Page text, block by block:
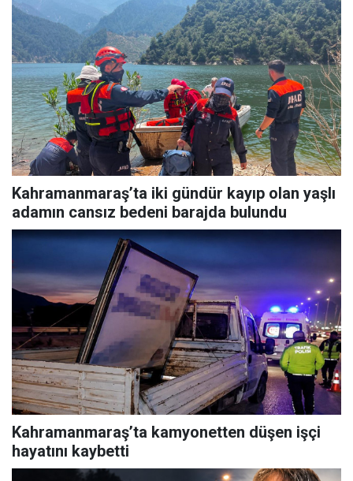
Kahramanmaraş’ta iki gündür kayıp olan yaşlı
adamın cansız bedeni barajda bulundu
Kahramanmaraş’ta kamyonetten düşen işçi
hayatını kaybetti